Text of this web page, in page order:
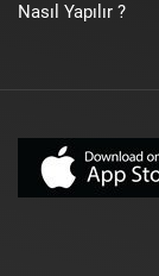
Nasıl Yapılır ?